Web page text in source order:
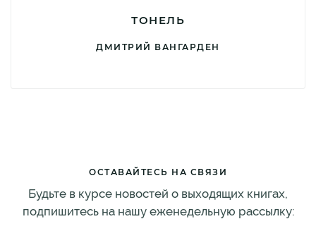
ТОНЕЛЬ
ДМИТРИЙ ВАНГАРДЕН
ОСТАВАЙТЕСЬ НА СВЯЗИ
Будьте в курсе новостей о выходящих книгах,
подпишитесь на нашу еженедельную рассылку: